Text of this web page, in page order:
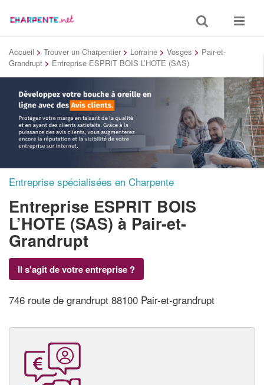
Toggle
search
Toggle
Accueil > Trouver un Charpentier > Lorraine > Vosges > Pair-et-
Grandrupt > Entreprise ESPRIT BOIS L’HOTE (SAS)
Entreprise spécialisées en Charpente
Entreprise ESPRIT BOIS
L’HOTE (SAS) à Pair-et-
Grandrupt
Il s'agit de votre entreprise ?
746 route de grandrupt 88100 Pair-et-grandrupt